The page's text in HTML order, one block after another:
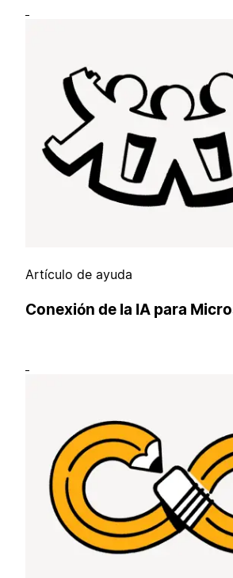
Artículo de ayuda
Conexión de la IA para